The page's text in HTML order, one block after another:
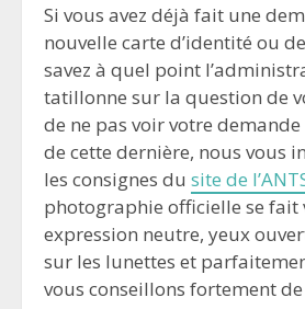
Si vous avez déjà fait une
nouvelle carte d’identité ou
savez à quel point
tatillonne sur la question de
de ne pas voir votre demande
de cette dernière, nous vous
les consignes du site de
photographie officielle se fait
expression neutre, yeux
sur les lunettes et
vous conseillons fortement